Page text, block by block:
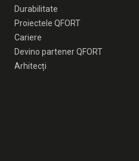
Durabilitate
Proiectele QFORT
Cariere
Devino partener QFORT
Arhitecți